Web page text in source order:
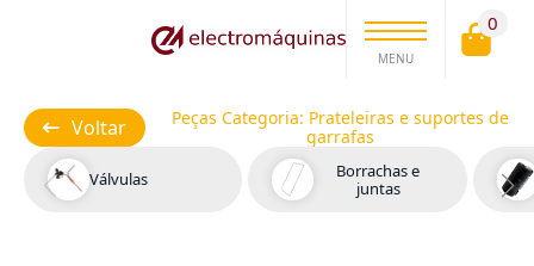
MENU
0
Voltar Peças Categoria: Prateleiras e suportes de
garrafas
Válvulas
Borrachas e
juntas